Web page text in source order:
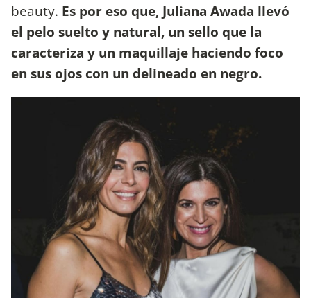
beauty. Es por eso que, Juliana Awada llevó
el pelo suelto y natural, un sello que la
caracteriza y un maquillaje haciendo foco
en sus ojos con un delineado en negro.